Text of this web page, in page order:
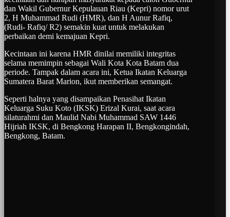
dan Wakil Gubernur Kepulauan Riau (Kepri) nomor urut
2, H Muhammad Rudi (HMR), dan H Aunur Rafiq,
(Rudi- Rafiq/ R2) semakin kuat untuk melakukan
perbaikan demi kemajuan Kepri.
Kecintaan ini karena HMR dinilai memiliki integritas
selama memimpin sebagai Wali Kota Kota Batam dua
periode. Tampak dalam acara ini, Ketua Ikatan Keluarga
Sumatera Barat Marion, ikut memberikan semangat.
Seperti halnya yang disampaikan Penasihat Ikatan
Keluarga Suku Koto (IKSK) Erizal Kurai, saat acara
silaturahmi dan Maulid Nabi Muhammad SAW 1446
Hijriah IKSK, di Bengkong Harapan II, Bengkongindah,
Bengkong, Batam.